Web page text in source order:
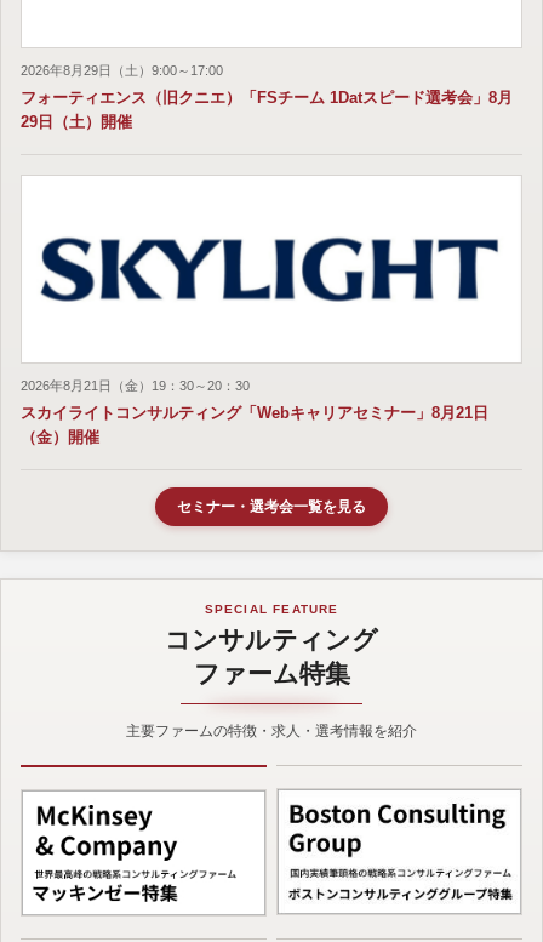
2026年8月29日（土）9:00～17:00
フォーティエンス（旧クニエ）「FSチーム 1Datスピード選考会」8月
29日（土）開催
2026年8月21日（金）19：30～20：30
スカイライトコンサルティング「Webキャリアセミナー」8月21日
（金）開催
セミナー・選考会一覧を見る
SPECIAL FEATURE
コンサルティング
ファーム特集
主要ファームの特徴・求人・選考情報を紹介